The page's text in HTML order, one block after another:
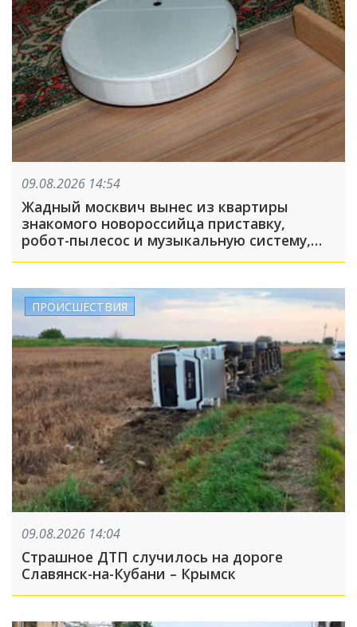
09.08.2026 14:54
Жадный москвич вынес из квартиры
знакомого новороссийца приставку,
робот-пылесос и музыкальную систему,
ПРОИСШЕСТВИЯ
09.08.2026 14:04
Страшное ДТП случилось на дороге
Славянск-на-Кубани – Крымск